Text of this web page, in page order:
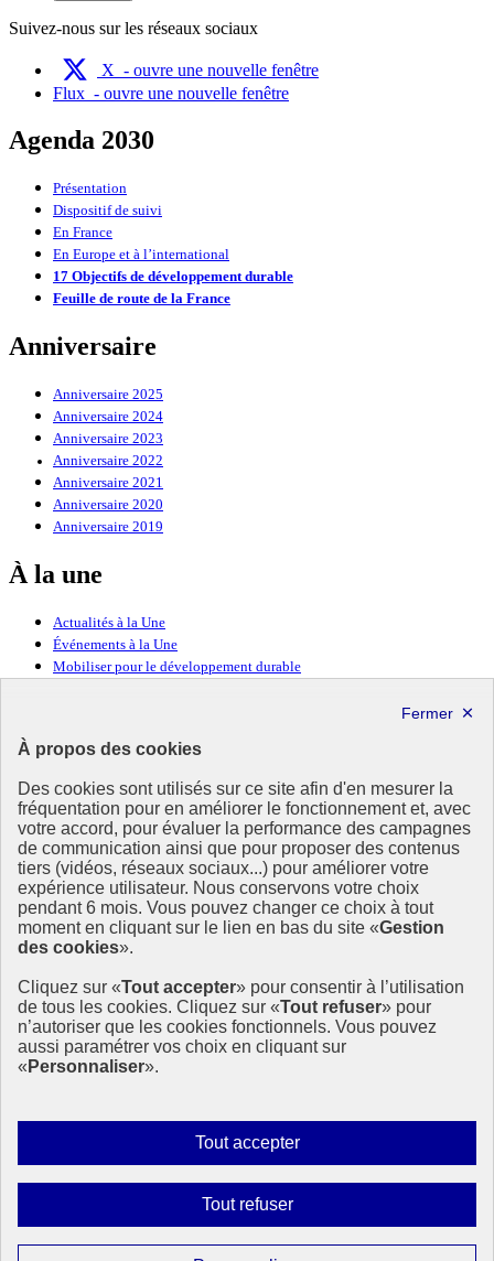
À propos des cookies
Des cookies sont utilisés sur ce site afin d'en mesurer la
fréquentation pour en améliorer le fonctionnement et, avec
votre accord, pour évaluer la performance des campagnes
de communication ainsi que pour proposer des contenus
tiers (vidéos, réseaux sociaux...) pour améliorer votre
expérience utilisateur. Nous conservons votre choix
pendant 6 mois. Vous pouvez changer ce choix à tout
moment en cliquant sur le lien en bas du site «Gestion
des cookies».
Cliquez sur «Tout accepter» pour consentir à l’utilisation
de tous les cookies. Cliquez sur «Tout refuser» pour
n’autoriser que les cookies fonctionnels. Vous pouvez
aussi paramétrer vos choix en cliquant sur
« Personnaliser».
Tout accepterAutoriser
tous
Tout refuserInterdire
tous
Suivez-nous sur les réseaux sociaux
X - ouvre une nouvelle fenêtre
Flux - ouvre une nouvelle fenêtre
Agenda 2030
Présentation
Dispositif de suivi
En France
En Europe et à l’international
17 Objectifs de développement durable
Feuille de route de la France
Anniversaire
Anniversaire 2025
Anniversaire 2024
Anniversaire 2023
Anniversaire 2022
Anniversaire 2021
Anniversaire 2020
Anniversaire 2019
À la une
Actualités à la Une
Événements à la Une
Mobiliser pour le développement durable
Ressources
Ressources
La Méth’ODD
Gouvernement
Ce site propose l’information de référence concernant l’Agenda
2030 et la feuille de route de la France. Il valorise la mobilisation de
tous les acteurs.
info.gouv.fr- ouvre une nouvelle fenêtre
service-public.fr - ouvre une nouvelle fenêtre
legifrance.gouv.fr- ouvre une nouvelle fenêtre
data.gouv.fr- ouvre une nouvelle fenêtre
Plan du site
Mentions légales